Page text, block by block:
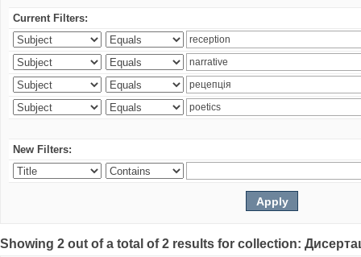
Current Filters:
New Filters:
Showing 2 out of a total of 2 results for collection: